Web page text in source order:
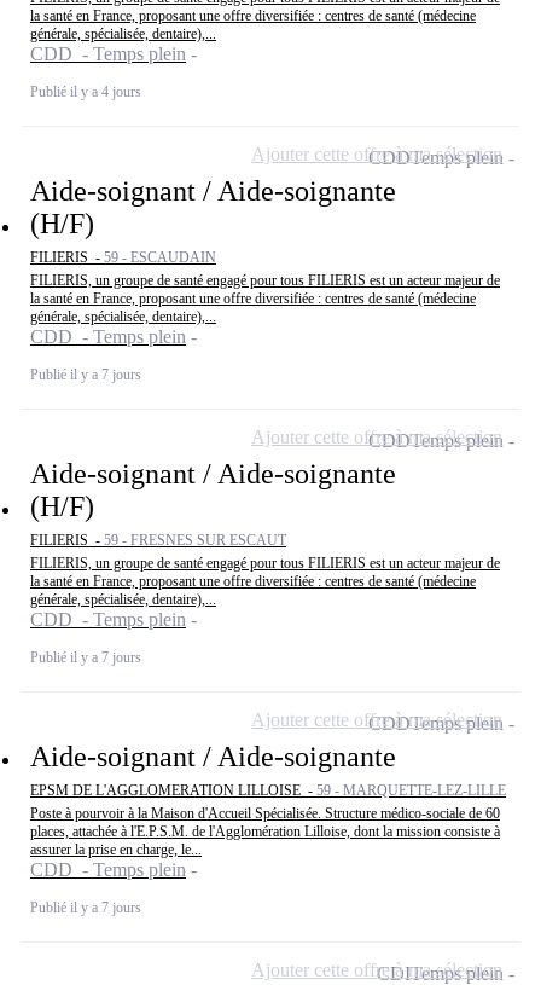
la santé en France, proposant une offre diversifiée : centres de santé (médecine
générale, spécialisée, dentaire),...
CDD - Temps plein
Publié il y a 4 jours
Aide-soignant / Aide-soignante
(H/F)
FILIERIS - 59 - ESCAUDAIN
FILIERIS, un groupe de santé engagé pour tous FILIERIS est un acteur majeur de
la santé en France, proposant une offre diversifiée : centres de santé (médecine
générale, spécialisée, dentaire),...
CDD - Temps plein
Publié il y a 7 jours
CDDTemps plein
Ajouter cette offre à ma sélection
Aide-soignant / Aide-soignante
(H/F)
FILIERIS - 59 - FRESNES SUR ESCAUT
FILIERIS, un groupe de santé engagé pour tous FILIERIS est un acteur majeur de
la santé en France, proposant une offre diversifiée : centres de santé (médecine
générale, spécialisée, dentaire),...
CDD - Temps plein
Publié il y a 7 jours
CDDTemps plein
Ajouter cette offre à ma sélection
Aide-soignant / Aide-soignante
EPSM DE L'AGGLOMERATION LILLOISE - 59 - MARQUETTE-LEZ-LILLE
Poste à pourvoir à la Maison d'Accueil Spécialisée. Structure médico-sociale de 60
places, attachée à l'E.P.S.M. de l'Agglomération Lilloise, dont la mission consiste à
assurer la prise en charge, le...
CDD - Temps plein
Publié il y a 7 jours
CDDTemps plein
Ajouter cette offre à ma sélection
CDITemps plein
Ajouter cette offre à ma sélection